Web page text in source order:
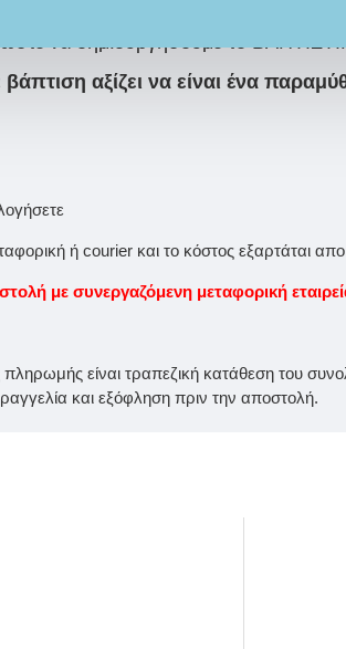
να δημιουργήσουμε το
αξίζει να είναι ένα
ή courier και το κόστος εξαρτάται
με συνεργαζόμενη μεταφορική
είναι τραπεζική κατάθεση του
και εξόφληση πριν την αποστολή.